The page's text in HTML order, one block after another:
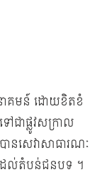
នាគមន៍ ដោយខិតខំ
ជាផ្លូវសក្រាល
នសេវាសាធារណៈ
ដល់តំបន់ជនបទ ។